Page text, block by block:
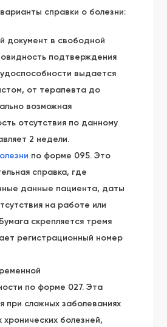
справки о болезни:
документ в свободной
подтверждения
выдается
от терапевта до
возможная
отсутствия по данному
2 недели.
по форме 095. Это
справка, где
данные пациента, даты
на работе или
скрепляется тремя
регистрационный номер
по форме 027. Эта
при сложных заболеваниях
хронических болезней,